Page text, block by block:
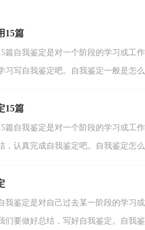
15篇
篇自我鉴定是对一个阶段的学习或工
习写自我鉴定吧。自我鉴定一般是怎
15篇
篇自我鉴定是对一个阶段的学习或工
，认真完成自我鉴定吧。自我鉴定怎
我鉴定是对自己过去某一阶段的学习
们要做好总结，写好自我鉴定。自我